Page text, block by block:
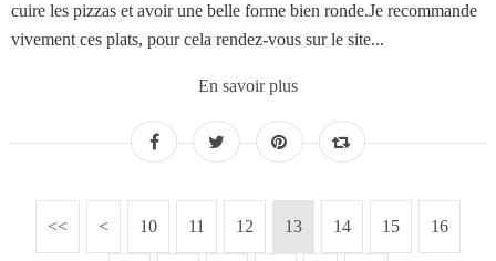
cuire les pizzas et avoir une belle forme bien ronde.Je recommande
vivement ces plats, pour cela rendez-vous sur le site...
En savoir plus
<< < 10 11 12 13 14 15 16